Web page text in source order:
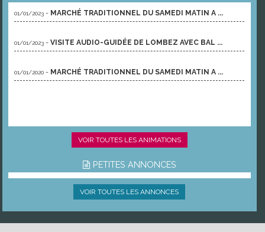
01/01/2023 - MARCHÉ TRADITIONNEL DU SAMEDI MATIN A ...
01/01/2023 -VISITE AUDIO-GUIDÉE DE LOMBEZ AVEC BAL ...
01/01/2020 - MARCHÉ TRADITIONNEL DU SAMEDI MATIN A ...
VOIR TOUTES LES ANIMATIONS
PETITES ANNONCES
VOIR TOUTES LES ANNONCES